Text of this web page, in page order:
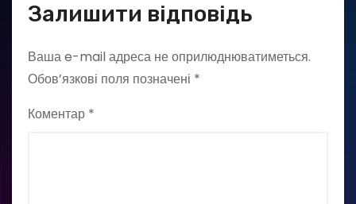
Залишити відповідь
Ваша e-mail адреса не оприлюднюватиметься.
Обов’язкові поля позначені *
Коментар *